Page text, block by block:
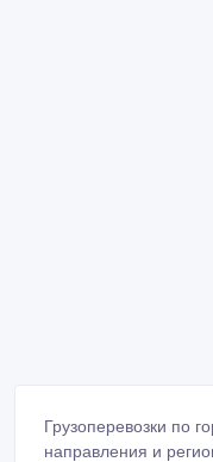
Грузоперевозки по
направления и